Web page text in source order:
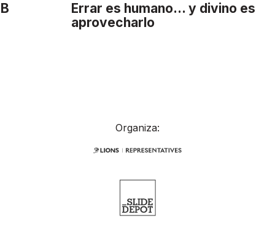
Errar es humano… y divino es
aprovecharlo
Organiza: